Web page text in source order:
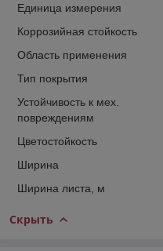
Единица измерения
Коррозийная стойкость
Область применения
Тип покрытия
Устойчивость к мех.
повреждениям
Цветостойкость
Ширина
Ширина листа, м
Скрыть